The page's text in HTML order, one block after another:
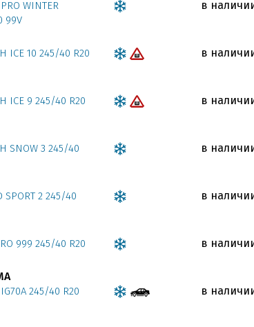
WINTER
99V
в
ICE 10 245/40 R20
в
ICE 9 245/40 R20
в
SNOW 3 245/40
в
SPORT 2 245/40
в
999 245/40 R20
в
IG70A 245/40 R20
в